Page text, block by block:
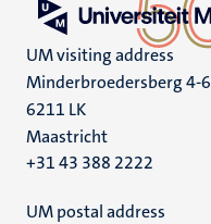
UM visiting address
Minderbroedersberg 4-6
6211 LK
Maastricht
+31 43 388 2222
UM postal address